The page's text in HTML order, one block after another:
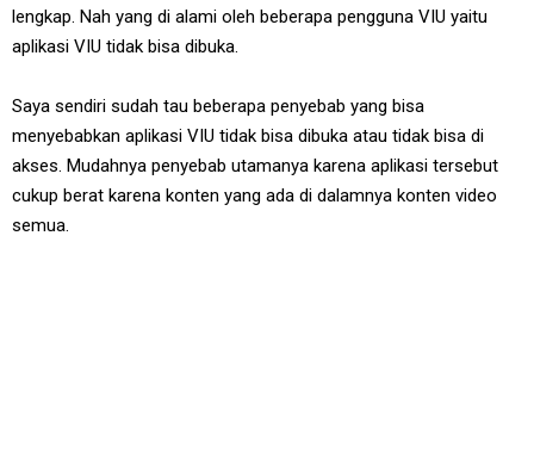
lengkap. Nah yang di alami oleh beberapa pengguna VIU yaitu
aplikasi VIU tidak bisa dibuka.
Saya sendiri sudah tau beberapa penyebab yang bisa
menyebabkan aplikasi VIU tidak bisa dibuka atau tidak bisa di
akses. Mudahnya penyebab utamanya karena aplikasi tersebut
cukup berat karena konten yang ada di dalamnya konten video
semua.